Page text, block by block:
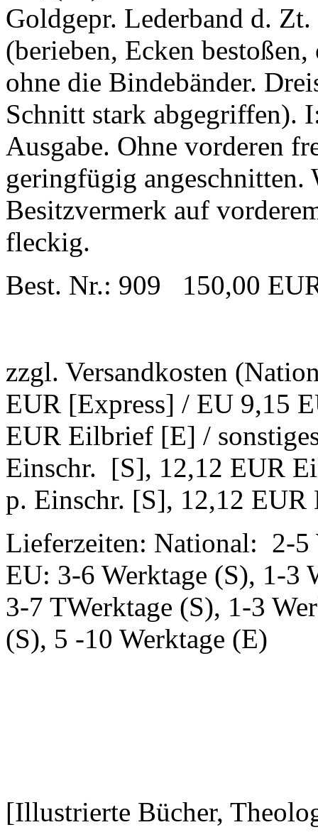
Goldgepr. Lederband d.
(berieben, Ecken
ohne die Bindebänder.
Schnitt stark abgegriffen).
Ausgabe. Ohne vorderen
geringfügig angeschnitten.
Besitzvermerk auf
fleckig.
Best. Nr.: 909 150,00
zzgl. Versandkosten
EUR [Express] / EU 9,15
EUR Eilbrief [E] /
Einschr. [S], 12,12 EUR
p. Einschr. [S], 12,12
Lieferzeiten: National: 2-5
EU: 3-6 Werktage (S), 1-3
3-7 TWerktage (S), 1-3
(S), 5 -10 Werktage (E)
[Illustrierte Bücher,